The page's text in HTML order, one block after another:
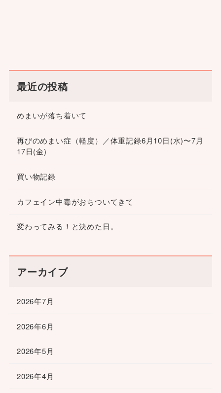
最近の投稿
めまいが落ち着いて
再びのめまい症（軽度）／体重記録6月10日(水)〜7月
17日(金)
買い物記録
カフェイン中毒がおちついてきて
変わってみる！と決めた日。
アーカイブ
2026年7月
2026年6月
2026年5月
2026年4月